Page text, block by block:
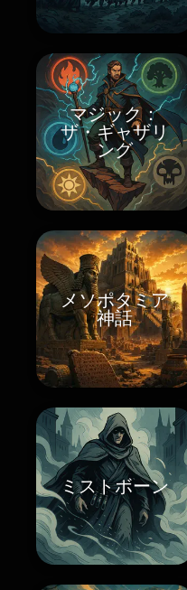
マジック：
ザ・ギャザリ
ング
メソポタミア
神話
ミストボーン